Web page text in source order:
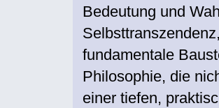
Bedeutung und
fundamentale
Philosophie, die
einer tiefen,